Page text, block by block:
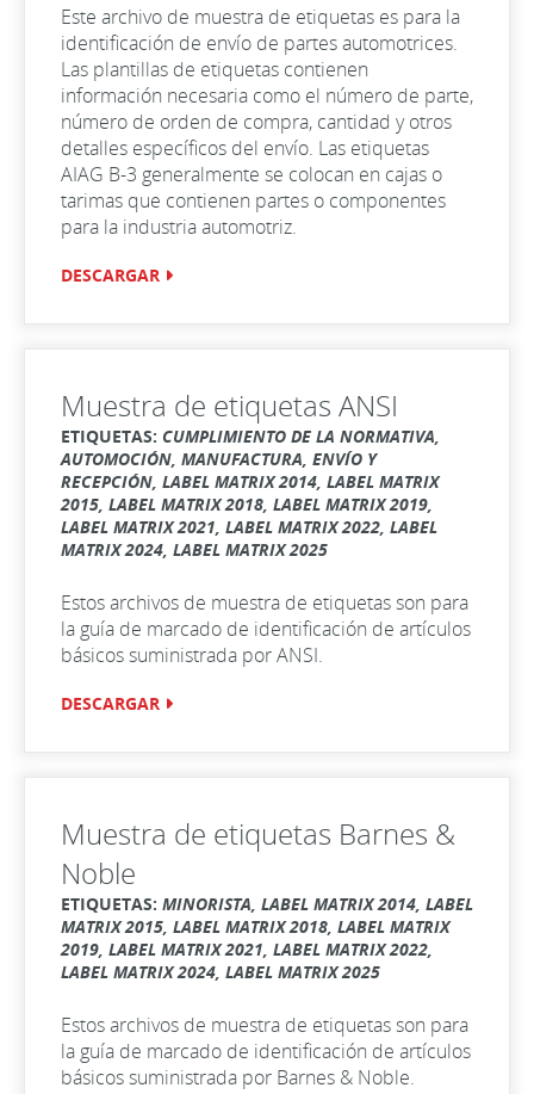
Este archivo de muestra de etiquetas es para la
identificación de envío de partes automotrices.
Las plantillas de etiquetas contienen
información necesaria como el número de parte,
número de orden de compra, cantidad y otros
detalles específicos del envío. Las etiquetas
AIAG B-3 generalmente se colocan en cajas o
tarimas que contienen partes o componentes
para la industria automotriz.
DESCARGAR
Muestra de etiquetas ANSI
ETIQUETAS: CUMPLIMIENTO DE LA NORMATIVA,
AUTOMOCIÓN, MANUFACTURA, ENVÍO Y
RECEPCIÓN, LABEL MATRIX 2014, LABEL MATRIX
2015, LABEL MATRIX 2018, LABEL MATRIX 2019,
LABEL MATRIX 2021, LABEL MATRIX 2022, LABEL
MATRIX 2024, LABEL MATRIX 2025
Estos archivos de muestra de etiquetas son para
la guía de marcado de identificación de artículos
básicos suministrada por ANSI.
DESCARGAR
Muestra de etiquetas Barnes &
Noble
ETIQUETAS: MINORISTA, LABEL MATRIX 2014, LABEL
MATRIX 2015, LABEL MATRIX 2018, LABEL MATRIX
2019, LABEL MATRIX 2021, LABEL MATRIX 2022,
LABEL MATRIX 2024, LABEL MATRIX 2025
Estos archivos de muestra de etiquetas son para
la guía de marcado de identificación de artículos
básicos suministrada por Barnes & Noble.